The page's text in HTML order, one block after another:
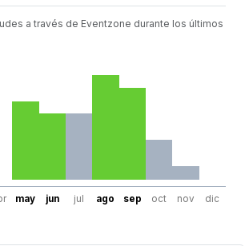
a través de Eventzone durante los últimos
may jun jul ago sep oct nov dic